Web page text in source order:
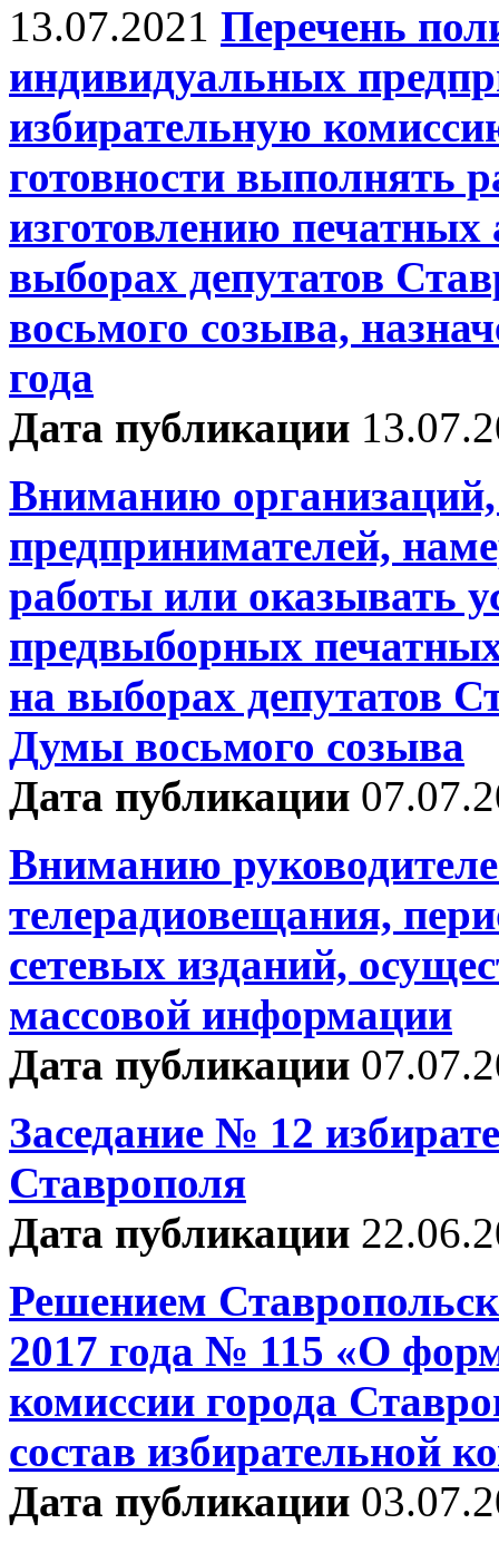
13.07.2021 Перечень
индивидуальных
избирательную
готовности выполнять
изготовлению
выборах депутатов
восьмого созыва,
года
Дата публикации
Вниманию
предпринимателей,
работы или оказывать
предвыборных
на выборах депутатов
Думы восьмого созыва
Дата публикации
Вниманию
телерадиовещания,
сетевых изданий,
массовой информации
Дата публикации
Заседание № 12
Ставрополя
Дата публикации
Решением
2017 года № 115 «О
комиссии города
состав избирательной
Дата публикации